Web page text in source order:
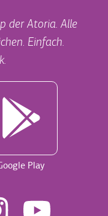
der Atoria. Alle
Einfach.
Play